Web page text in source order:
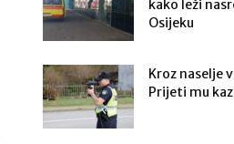
kako leži
Osijeku
Kroz naselje
Prijeti mu